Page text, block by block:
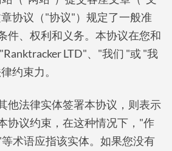
协议（"协议"）规定了一般准
件、权利和义务。本协议在您和
LTD"、"我们 "或 "我
约束力。
他法律实体签署本协议，则表示
协议约束，在这种情况下，"作
术语应指该实体。如果您没有